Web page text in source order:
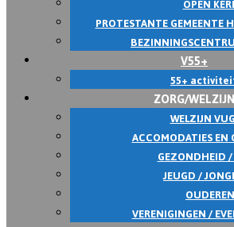
PROTESTANTE GEMEENTE
V55+
55+
ZORG/WELZIJN
WELZIJN
ACCOMODATIES EN
GEZONDHEID
JEUGD /
OUDEREN
VERENIGINGEN /